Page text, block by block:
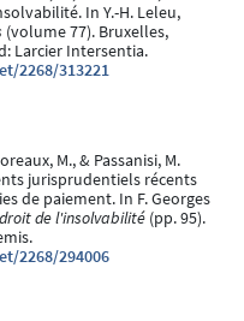
In Y.-H. Leleu,
(volume 77). Bruxelles,
Larcier Intersentia.
2268/313221
M., & Passanisi, M.
jurisprudentiels récents
de paiement. In F. Georges
de l'insolvabilité (pp. 95).
2268/294006